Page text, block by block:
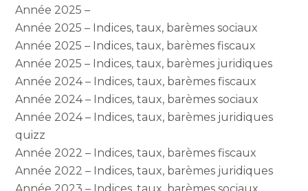
Année 2025 –
Année 2025 – Indices, taux, barèmes sociaux
Année 2025 – Indices, taux, barèmes fiscaux
Année 2025 – Indices, taux, barèmes juridiques
Année 2024 – Indices, taux, barèmes fiscaux
Année 2024 – Indices, taux, barèmes sociaux
Année 2024 – Indices, taux, barèmes juridiques
quizz
Année 2022 – Indices, taux, barèmes fiscaux
Année 2022 – Indices, taux, barèmes juridiques